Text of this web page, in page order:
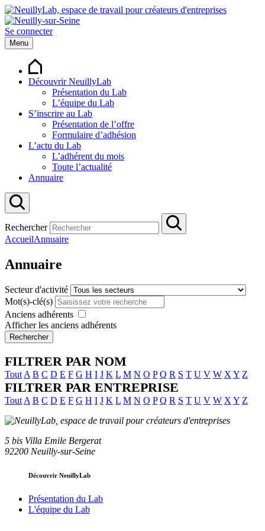
Se connecter
Menu
Découvrir NeuillyLab
Présentation du Lab
L’équipe du Lab
S’inscrire au Lab
Présentation de l’offre
Formulaire d’adhésion
L’actu du Lab
L’adhérent du mois
Toute l’actualité
Annuaire
Rechercher
AccueilAnnuaire
Annuaire
Secteur d'activité
Mot(s)-clé(s)
Anciens adhérents
Afficher les anciens adhérents
Rechercher
FILTRER PAR NOM
Tout A B C D E F G H I J K L M N O P Q R S T U V W X Y Z
FILTRER PAR ENTREPRISE
Tout A B C D E F G H I J K L M N O P Q R S T U V W X Y Z
5 bis Villa Emile Bergerat
92200 Neuilly-sur-Seine
Découvrir NeuillyLab
Présentation du Lab
L'équipe du Lab